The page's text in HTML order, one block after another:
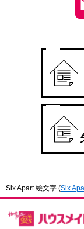
Six Apart 絵文字 (Six